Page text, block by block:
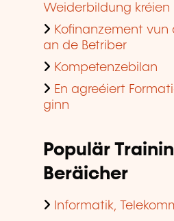
Weiderbildung kréien
Kofinanzement vun
an de Betriber
Kompetenzebilan
En agreéiert
ginn
Populär
Beräicher
Informatik,